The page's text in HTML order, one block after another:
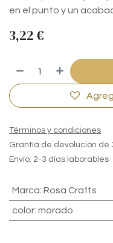
en el punto y un
3,22 €
Términos y condiciones
Grantía de devolución de
Envío: 2-3 días laborables
Marca: Rosa Crafts
color: morado